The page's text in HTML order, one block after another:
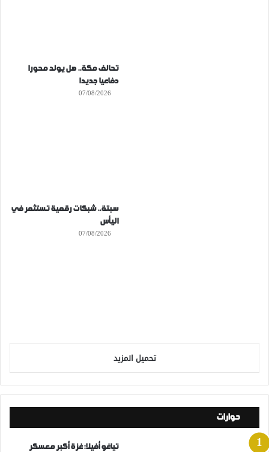
تحالف مكة.. هل يولد محورا
دفاعيا جديدا
07/08/2026
سبتة.. شبكات رقمية تستثمر في
اليأس
07/08/2026
تحميل المزيد
حوارات
تياغو أفيلا: غزة أكبر معسكر